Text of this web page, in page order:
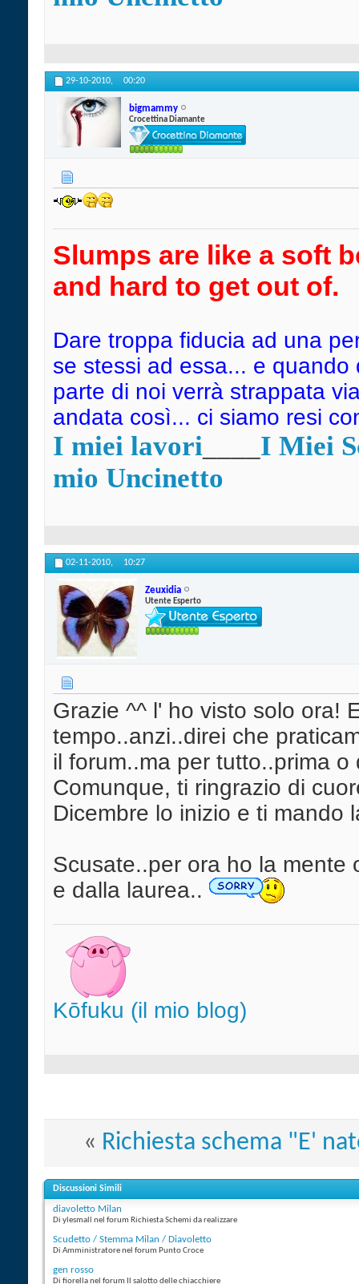
29-10-2010, 00:20
bigmammy
Crocettina Diamante
Slumps are like a soft
and hard to get out of.
Dare troppa fiducia ad una
se stessi ad essa... e
parte di noi verrà strappata
andata così... ci siamo resi
I miei lavori
I Miei
mio Uncinetto
02-11-2010, 10:27
Zeuxidia
Utente Esperto
Grazie ^^ l' ho visto solo ora!
tempo..anzi..direi che
il forum..ma per tutto..prima
Comunque, ti ringrazio di
Dicembre lo inizio e ti mando
Scusate..per ora ho la mente
e dalla laurea..
Kōfuku (il mio blog)
« Richiesta schema "E'
Discussioni Simili
diavoletto Milan
Di ylesmall nel forum Richiesta Schemi da realizzare
Scudetto / Stemma Milan / Diavoletto
Di Amministratore nel forum Punto Croce
gen rosso
Di fiorella nel forum Il salotto delle chiacchiere